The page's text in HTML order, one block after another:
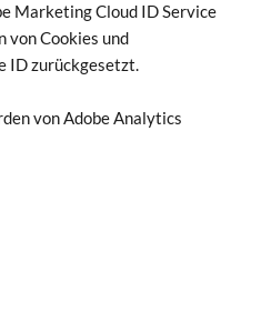
Marketing Cloud ID Service
von Cookies und
ID zurückgesetzt.
von Adobe Analytics